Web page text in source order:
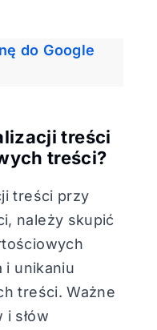
do Google
treści
treści?
treści przy
należy skupić
i unikaniu
treści. Ważne
słów